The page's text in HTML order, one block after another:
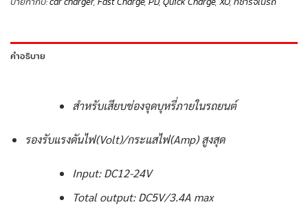
คำอธิบาย
สำหรับเสียบช่องจุดบุหรี่ภายในรถยนต์
รองรับแรงดันไฟ(Volt)/กระแสไฟ(Amp) สูงสุด
Input: DC12-24V
Total output: DC5V/3.4A max